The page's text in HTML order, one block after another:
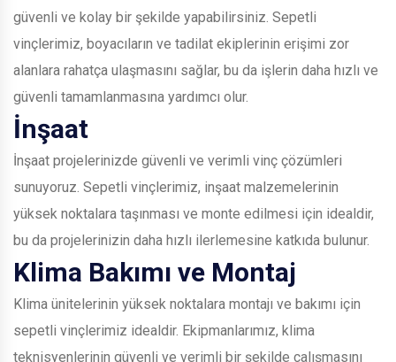
güvenli ve kolay bir şekilde yapabilirsiniz. Sepetli
vinçlerimiz, boyacıların ve tadilat ekiplerinin erişimi zor
alanlara rahatça ulaşmasını sağlar, bu da işlerin daha hızlı ve
güvenli tamamlanmasına yardımcı olur.
İnşaat
İnşaat projelerinizde güvenli ve verimli vinç çözümleri
sunuyoruz. Sepetli vinçlerimiz, inşaat malzemelerinin
yüksek noktalara taşınması ve monte edilmesi için idealdir,
bu da projelerinizin daha hızlı ilerlemesine katkıda bulunur.
Klima Bakımı ve Montaj
Klima ünitelerinin yüksek noktalara montajı ve bakımı için
sepetli vinçlerimiz idealdir. Ekipmanlarımız, klima
teknisyenlerinin güvenli ve verimli bir şekilde çalışmasını